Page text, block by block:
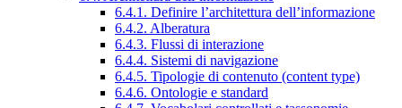
6.4.1. Definire l’architettura dell’informazione
6.4.2. Alberatura
6.4.3. Flussi di interazione
6.4.4. Sistemi di navigazione
6.4.5. Tipologie di contenuto (content type)
6.4.6. Ontologie e standard